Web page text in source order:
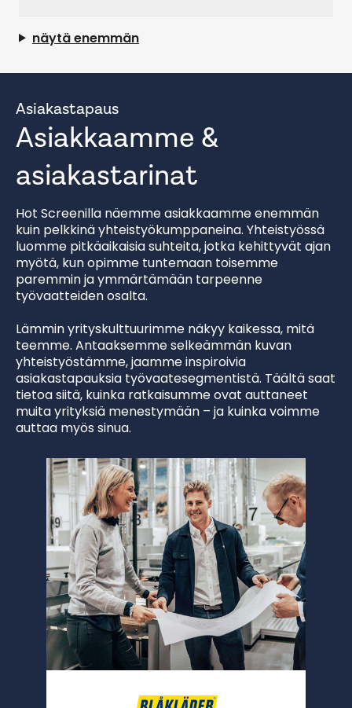
näytä enemmän
Asiakastapaus
Asiakkaamme &
asiakastarinat
Hot Screenilla näemme asiakkaamme enemmän
kuin pelkkinä yhteistyökumppaneina. Yhteistyössä
luomme pitkäaikaisia suhteita, jotka kehittyvät ajan
myötä, kun opimme tuntemaan toisemme
paremmin ja ymmärtämään tarpeenne
työvaatteiden osalta.
Lämmin yrityskulttuurimme näkyy kaikessa, mitä
teemme. Antaaksemme selkeämmän kuvan
yhteistyöstämme, jaamme inspiroivia
asiakastapauksia työvaatesegmentistä. Täältä saat
tietoa siitä, kuinka ratkaisumme ovat auttaneet
muita yrityksiä menestymään – ja kuinka voimme
auttaa myös sinua.